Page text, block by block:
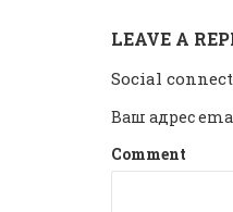
LEAVE A
Social
Ваш адрес
Comment